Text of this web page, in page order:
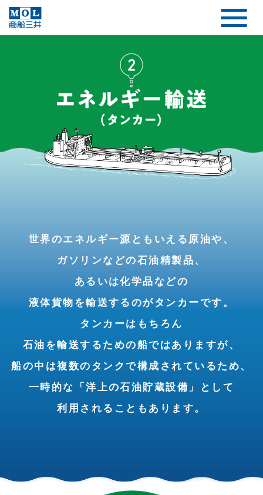
世界のエネルギー源ともいえる原油や、
ガソリンなどの石油精製品、
あるいは化学品などの
液体貨物を輸送するのがタンカーです。
タンカーはもちろん
石油を輸送するための船ではありますが、
船の中は複数のタンクで構成されているため、
一時的な「洋上の石油貯蔵設備」として
利用されることもあります。